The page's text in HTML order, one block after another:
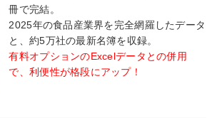
冊で完結。
2025年の食品産業界を完全網羅したデータ
と、約5万社の最新名簿を収録。
有料オプションのExcelデータとの併用
で、利便性が格段にアップ！